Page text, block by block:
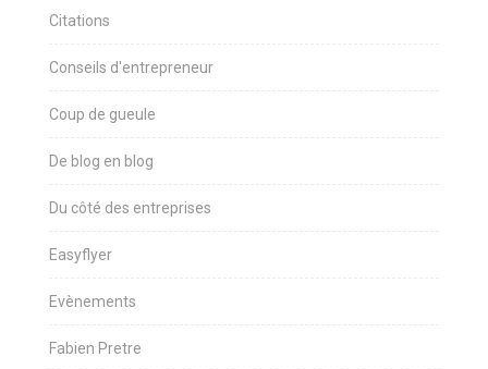
Citations
Conseils d'entrepreneur
Coup de gueule
De blog en blog
Du côté des entreprises
Easyflyer
Evènements
Fabien Pretre